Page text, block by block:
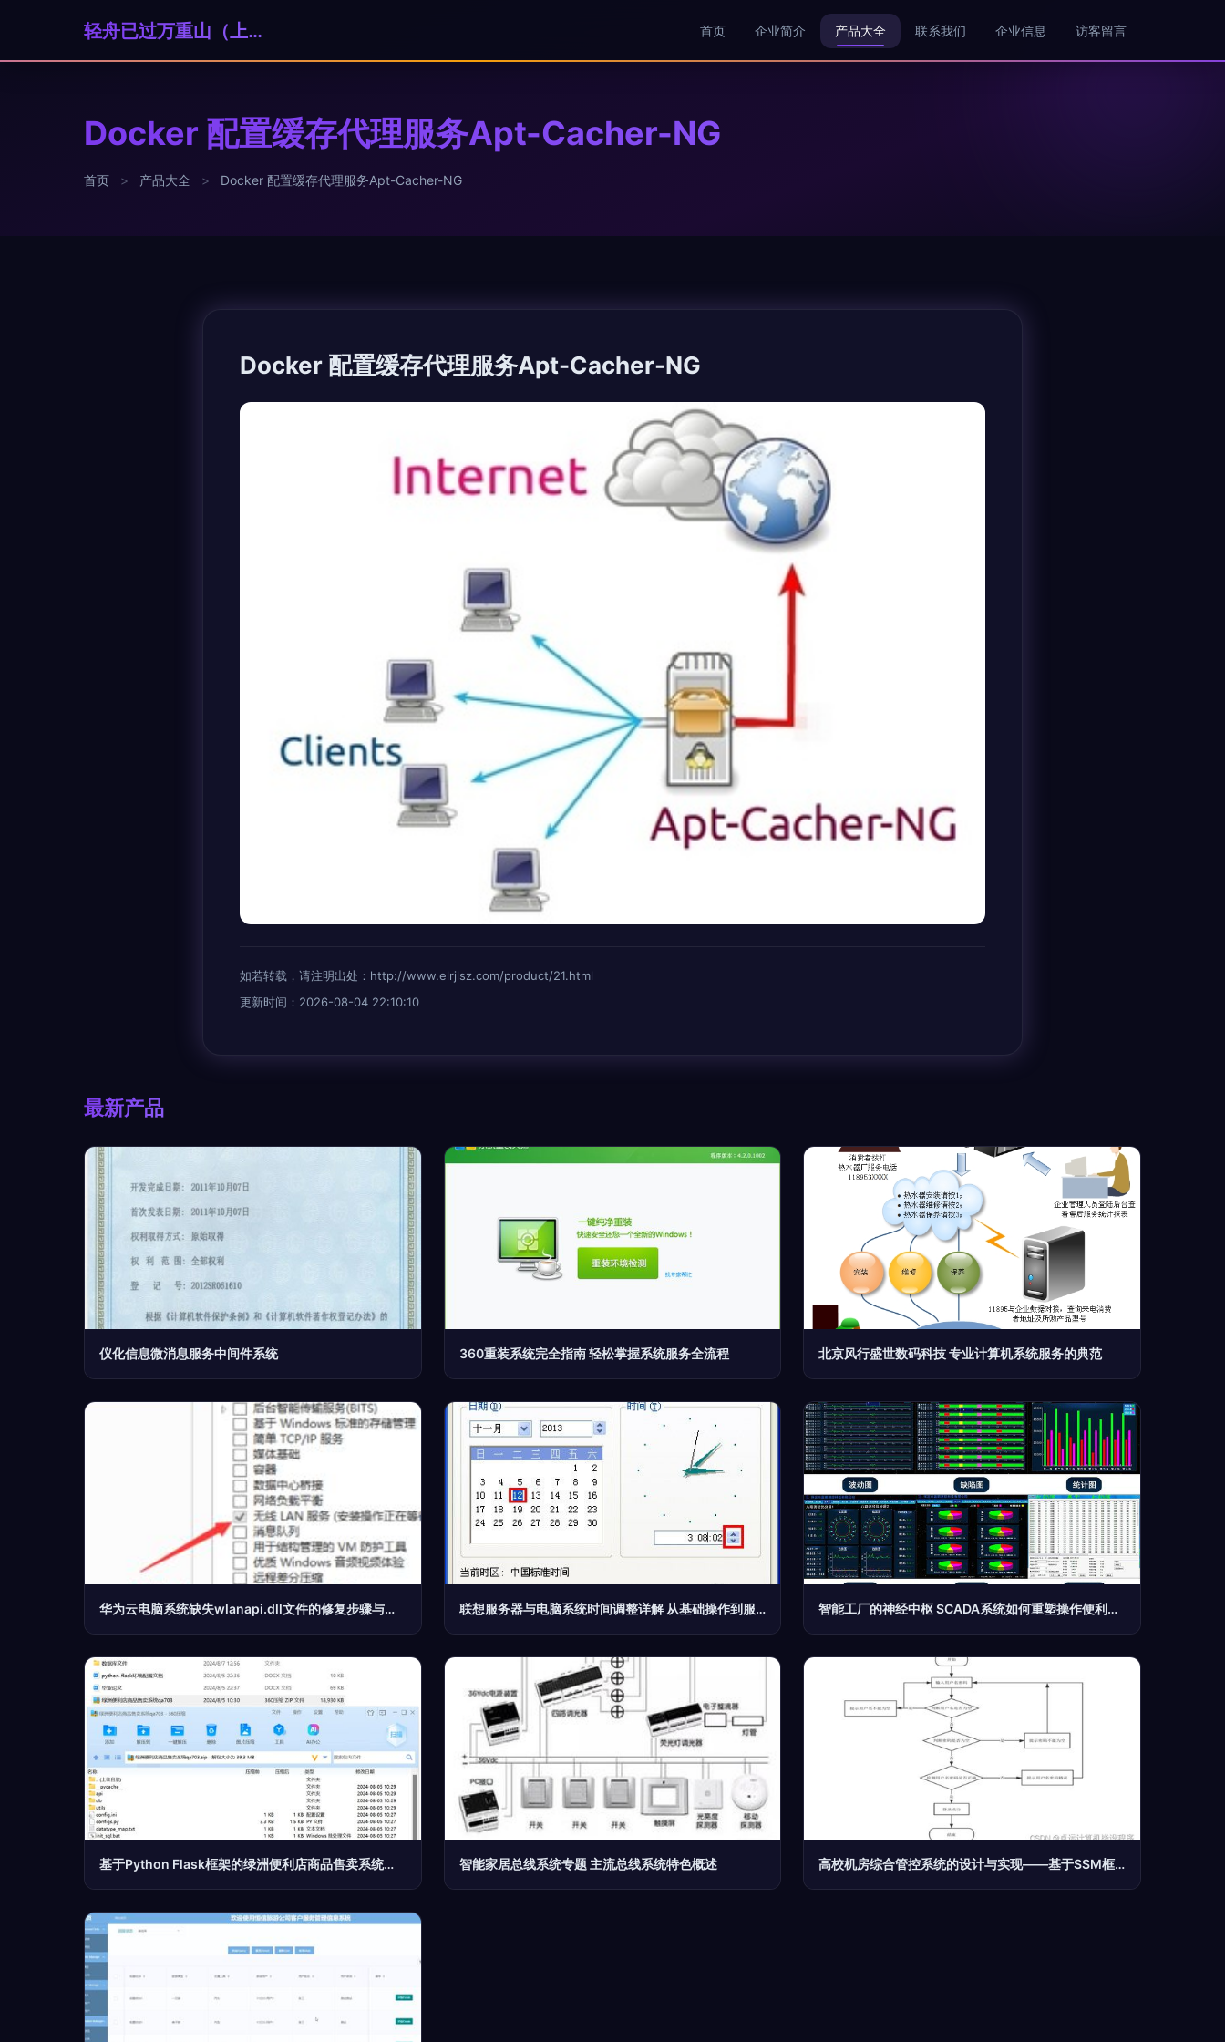
轻舟已过万重山（上海）科技贸易有限公司 首页 企业简介 产品大全 联系我们 企业信息 访客留言
Docker 配置缓存代理服务Apt-Cacher-NG
首页 > 产品大全 > Docker 配置缓存代理服务Apt-Cacher-NG
Docker 配置缓存代理服务Apt-Cacher-NG
如若转载，请注明出处：http://www.elrjlsz.com/product/21.html
更新时间：2026-08-04 22:10:10
最新产品
仪化信息微消息服务中间件系统 360重装系统完全指南 轻松掌握系统服务全流程 北京风行盛世数码科技 专业计算机系统服务的典范
华为云电脑系统缺失wlanapi.dll文件的修复步骤与使用技巧 联想服务器与电脑系统时间调整详解 从基础操作到服务设置 智能工厂的神经中枢 SCADA系统如何重塑操作便利性与计算机服务体系
基于Python Flask框架的绿洲便利店商品售卖系统的设计与实现 智能家居总线系统专题 主流总线系统特色概述 高校机房综合管控系统的设计与实现——基于SSM框架的计算机系统服务应用